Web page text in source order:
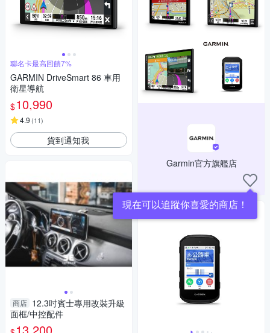
聯名卡最高回饋7%
GARMIN DriveSmart 86 車用
衛星導航
$10,990
4.9 (11)
貨到通知我
商店 12.3吋賓士專用改裝升級
面框/中控配件
Garmin官方旗艦店
現在可以追蹤你喜愛的商店！